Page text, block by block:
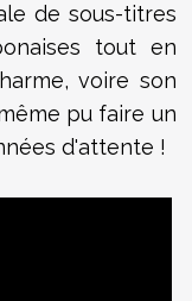
de sous-titres
tout en
voire son
pu faire un
d'attente !